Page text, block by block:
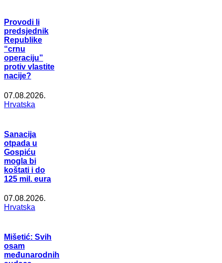
Provodi li
predsjednik
Republike
“crnu
operaciju”
protiv vlastite
nacije?
07.08.2026.
Hrvatska
Sanacija
otpada u
Gospiću
mogla bi
koštati i do
125 mil. eura
07.08.2026.
Hrvatska
Mišetić: Svih
osam
međunarodnih